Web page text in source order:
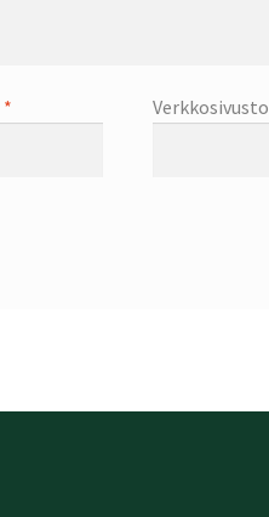
* Verkkosivusto